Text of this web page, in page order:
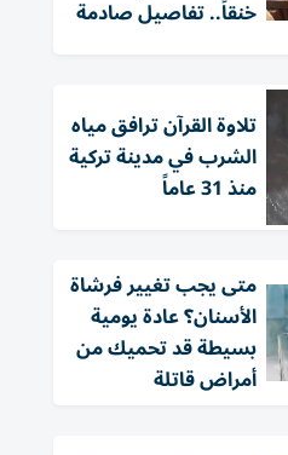
خنقاً.. تفاصيل صادمة
تلاوة القرآن ترافق مياه
الشرب في مدينة تركية
منذ 31 عاماً
متى يجب تغيير فرشاة
الأسنان؟ عادة يومية
بسيطة قد تحميك من
أمراض قاتلة